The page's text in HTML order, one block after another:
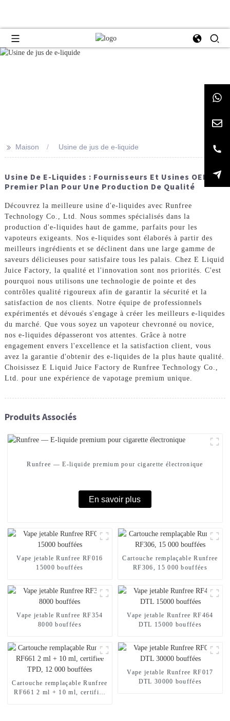
>> Maison Usine de jus de e-liquide
Usine De E-Liquides : Fournisseurs Et Usines OEM De
Premier Plan Pour Une Production De Qualité
Découvrez la meilleure usine d'e-liquides avec Runfree
Technology Co., Ltd. Nous sommes spécialisés dans la
production d'e-liquides haut de gamme, parfaits pour les
vapoteurs exigeants. Nos e-liquides sont élaborés à partir des
meilleurs ingrédients et se déclinent dans une large gamme de
saveurs délicieuses pour satisfaire tous les palais. Chez E Liquid
Juice Factory, la qualité et l'innovation sont nos priorités. C'est
pourquoi nous utilisons une technologie de pointe et des
contrôles qualité rigoureux afin de garantir la sécurité et la
satisfaction de nos clients. Notre équipe de professionnels
expérimentés et dévoués s'engage à créer les meilleurs e-liquides
du marché. Que vous soyez un vapoteur chevronné ou novice,
nos e-liquides dépasseront vos attentes. Grâce à notre
engagement envers l'excellence et la satisfaction client, vous
avez la garantie d'obtenir des e-liquides de la plus haute qualité.
Choisissez E Liquid Juice Factory de Runfree Technology Co.,
Ltd. pour une expérience de vapotage premium unique.
Produits Associés
Runfree — E-liquide premium pour cigarette électronique
En savoir plus
Vape jetable Runfree RF016
15000 bouffées
Cartouche remplaçable Runfree
RF306, 15 000 bouffées
Vape jetable Runfree RF354
8000 bouffées
Vape jetable Runfree RF464
DTL 15000 bouffées
Cartouche remplaçable Runfree
RF661 2 ml + 10 ml, certifiée
Vape jetable Runfree RF017
DTL 30000 bouffées